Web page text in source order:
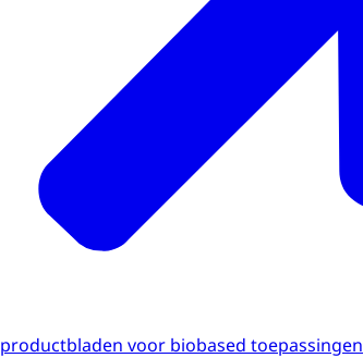
productbladen voor biobased toepassingen